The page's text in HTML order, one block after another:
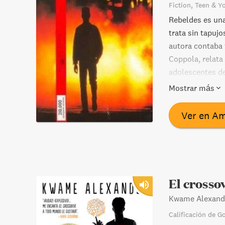
Fiction Teen &
Rebeldes es
trata sin
autora contaba
Coppola,
adolescentes
entre bandas.
sin ser
Mostrar más
Ver en
El
Kwame
Calificación de